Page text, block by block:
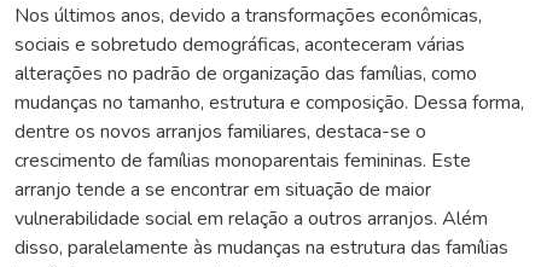
Nos últimos anos, devido a transformações econômicas,
sociais e sobretudo demográficas, aconteceram várias
alterações no padrão de organização das famílias, como
mudanças no tamanho, estrutura e composição. Dessa forma,
dentre os novos arranjos familiares, destaca-se o
crescimento de famílias monoparentais femininas. Este
arranjo tende a se encontrar em situação de maior
vulnerabilidade social em relação a outros arranjos. Além
disso, paralelamente às mudanças na estrutura das famílias